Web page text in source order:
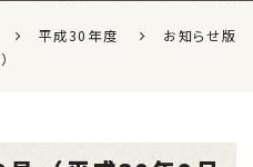
平成30年度
お知らせ版